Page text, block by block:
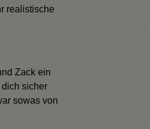
realistische
Zack ein
dich sicher
sowas von